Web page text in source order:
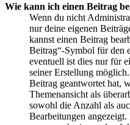
Wie kann ich einen Beitrag
Wenn du nicht
nur deine eigenen
kannst einen Beitrag
Beitrag“-Symbol für den
eventuell ist dies nur für
seiner Erstellung
Beitrag geantwortet hat,
Themenansicht als
sowohl die Anzahl als
Bearbeitungen